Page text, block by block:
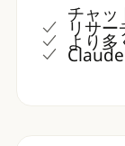
チャッ
リサ
より